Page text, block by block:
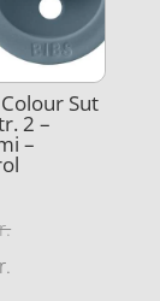
Sut
2 –
–
Den